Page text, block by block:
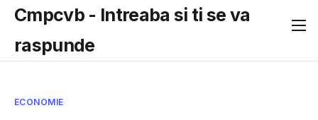
Cmpcvb - Intreaba si ti se va
raspunde
ECONOMIE